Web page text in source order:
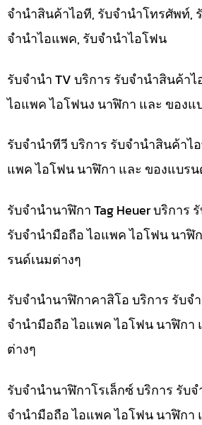
จำนำสินค้าไอที, รับจำนำโทรศัพท์,
จำนำไอแพค, รับจำนำไอโฟน
รับจำนำ TV บริการ รับจำนำสินค้า
ไอแพค ไอโฟนง นาฬิกา และ ของแ
รับจำนำทีวี บริการ รับจำนำสินค้าไ
แพค ไอโฟน นาฬิกา และ ของแบรน
รับจำนำนาฬิกา Tag Heuer บริการ
รับจำนำมือถือ ไอแพค ไอโฟน นาฬิ
รนด์เนมต่างๆ
รับจำนำนาฬิกาคาสิโอ บริการ รับจ
จำนำมือถือ ไอแพค ไอโฟน นาฬิกา
ต่างๆ
รับจำนำนาฬิกาโรเล็กซ์ บริการ รับ
จำนำมือถือ ไอแพค ไอโฟน นาฬิกา